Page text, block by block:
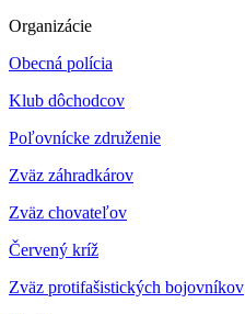
Organizácie
Obecná polícia
Klub dôchodcov
Poľovnícke združenie
Zväz záhradkárov
Zväz chovateľov
Červený kríž
Zväz protifašistických bojovníkov